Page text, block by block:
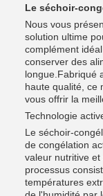
Le séchoir-
Nous vous
solution ultime
complément
conserver des
longue.Fabriqué
haute qualité, ce
vous offrir la
Technologie
Le séchoir-
de congélation
valeur nutritive
processus
températures